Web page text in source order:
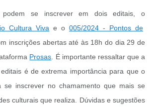
podem se inscrever em dois editais, o
Cultura Viva e o 005/2024 - Pontos de
inscrições abertas até às 18h do dia 29 de
Prosas . É importante ressaltar que a
é de extrema importância para que o
se inscrever no chamamento que mais se
culturais que realiza. Dúvidas e sugestões